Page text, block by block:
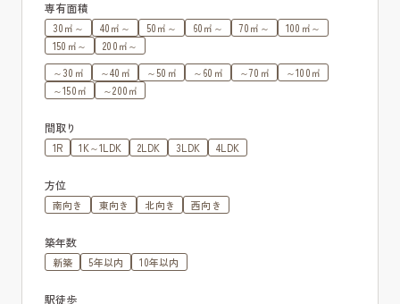
専有面積
30㎡～ 40㎡～ 50㎡～ 60㎡～ 70㎡～
100㎡～
150㎡～
200㎡～
～30㎡
～40㎡ ～50㎡ ～60㎡ ～70㎡
～100㎡
～150㎡
～200㎡
間取り
1R 1K～1LDK 2LDK 3LDK 4LDK
方位
南向き 東向き 北向き 西向き
築年数
新築 5年以内 10年以内
駅徒歩